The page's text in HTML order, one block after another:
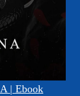
| Ebook